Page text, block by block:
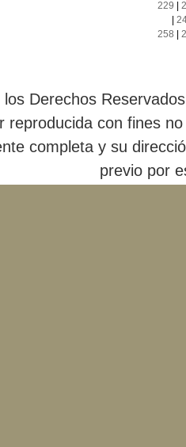
229
258
Derechos
reproducida con fines
completa y su
previo por